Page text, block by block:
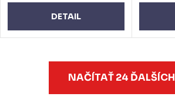
DETAIL
NAČÍTAŤ 24 ĎALŠÍCH